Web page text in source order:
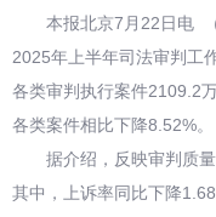
本报北京7月22日电 （
2025年上半年司法审判工
各类审判执行案件2109.2
各类案件相比下降8.52%。
据介绍，反映审判质量
其中，上诉率同比下降